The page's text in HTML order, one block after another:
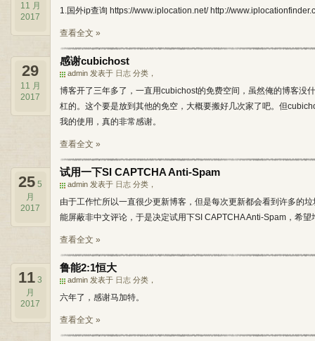
11 月
2017
1.国外ip查询 https://www.iplocation.net/ http://
查看全文 »
感谢cubichost
admin 发表于 日志 分类，
29
11 月
2017
博客开了三年多了，一直用cubichost的免费空间，虽然俺的博客没
杠的。这个要是放到其他的免空，大概要搬好几次家了吧。但
我的使用，真的非常感谢。
查看全文 »
试用一下SI CAPTCHA Anti-Spam
admin 发表于 日志 分类，
25 5
月
2017
由于工作忙所以一直很少更新博客，但是每次更新都会看到许多的
能屏蔽非中文评论，于是决定试用下SI CAPTCHA Anti-Spam，希
查看全文 »
鲁能2:1恒大
admin 发表于 日志 分类，
11 3
月
2017
六年了，感谢马加特。
查看全文 »